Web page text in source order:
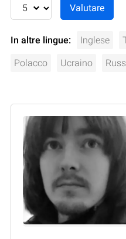
In altre lingue: Inglese
Polacco Ucraino